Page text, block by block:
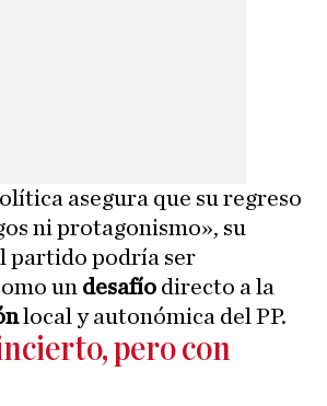
asegura que su regreso
ni protagonismo», su
partido podría ser
un desafío directo a la
local y autonómica del PP.
pero con